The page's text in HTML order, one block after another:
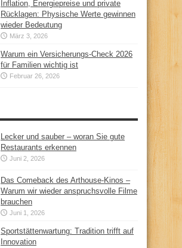
Inflation, Energiepreise und private
Rücklagen: Physische Werte gewinnen
wieder Bedeutung
März 3, 2026
Warum ein Versicherungs-Check 2026
für Familien wichtig ist
Februar 26, 2026
Lecker und sauber – woran Sie gute
Restaurants erkennen
Juni 2, 2026
Das Comeback des Arthouse-Kinos –
Warum wir wieder anspruchsvolle Filme
brauchen
Juni 1, 2026
Sportstättenwartung: Tradition trifft auf
Innovation